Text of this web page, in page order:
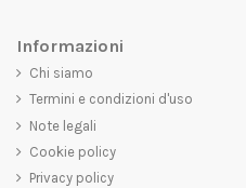
Informazioni
Chi siamo
Termini e condizioni d'uso
Note legali
Cookie policy
Privacy policy